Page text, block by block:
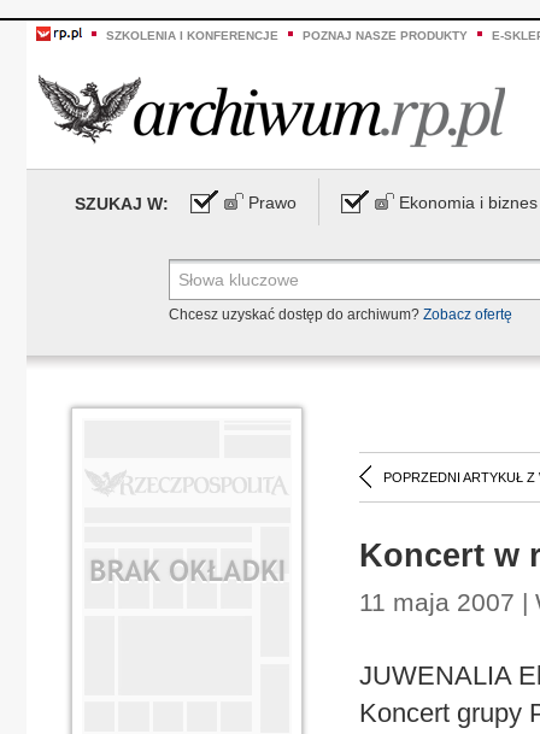
SZKOLENIA I KONFERENCJE POZNAJ NASZE PRODUKTY E-
SZUKAJ W: Prawo Ekonomia i biznes
Chcesz uzyskać dostęp do archiwum? Zobacz ofertę
POPRZEDNI ARTYKUŁ Z
Koncert w
11 maja 2007 |
JUWENALIA
Koncert grupy